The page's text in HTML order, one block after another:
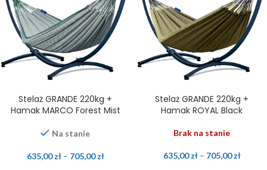
Stelaż GRANDE 220kg +
Hamak MARCO Forest Mist
Na stanie
635,00zł – 705,00zł
Stelaż GRANDE 220kg +
Hamak ROYAL Black
Brak na stanie
635,00zł – 705,00zł